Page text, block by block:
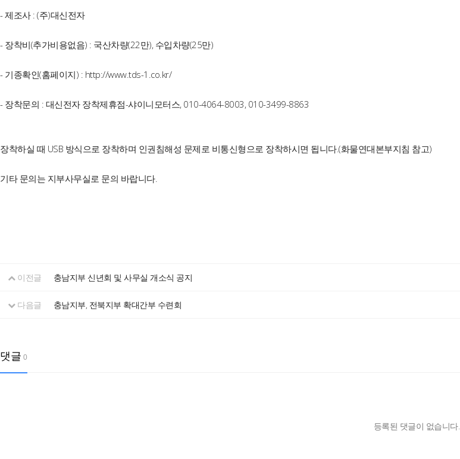
- 제조사 : (주)대신전자
- 장착비(추가비용없음) : 국산차량(22만), 수입차량(25만)
- 기종확인(홈페이지) : http://www.tds-1.co.kr/
- 장착문의 : 대신전자 장착제휴점-샤이니모터스, 010-4064-8003, 010-3499-8863
장착하실 때 USB 방식으로 장착하며 인권침해성 문제로 비통신형으로 장착하시면 됩니다.(화물연대본부지침 참고)
기타 문의는 지부사무실로 문의 바랍니다.
이전글 충남지부 신년회 및 사무실 개소식 공지
다음글 충남지부, 전북지부 확대간부 수련회
댓글 0
등록된 댓글이 없습니다.